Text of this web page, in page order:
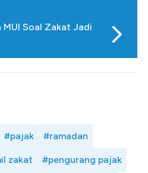
MUI Soal Zakat Jadi
#pajak #ramadan
zakat #pengurang pajak